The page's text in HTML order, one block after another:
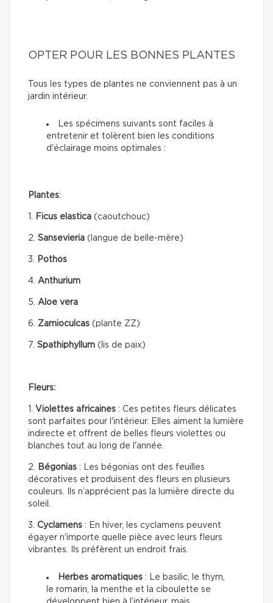
OPTER POUR LES BONNES PLANTES
Tous les types de plantes ne conviennent pas à un
jardin intérieur.
Les spécimens suivants sont faciles à
entretenir et tolèrent bien les conditions
d'éclairage moins optimales :
Plantes:
1. Ficus elastica (caoutchouc)
2. Sansevieria (langue de belle-mère)
3. Pothos
4. Anthurium
5. Aloe vera
6. Zamioculcas (plante ZZ)
7. Spathiphyllum (lis de paix)
Fleurs:
1. Violettes africaines : Ces petites fleurs délicates
sont parfaites pour l'intérieur. Elles aiment la lumière
indirecte et offrent de belles fleurs violettes ou
blanches tout au long de l'année.
2. Bégonias : Les bégonias ont des feuilles
décoratives et produisent des fleurs en plusieurs
couleurs. Ils n’apprécient pas la lumière directe du
soleil.
3. Cyclamens : En hiver, les cyclamens peuvent
égayer n'importe quelle pièce avec leurs fleurs
vibrantes. Ils préfèrent un endroit frais.
Herbes aromatiques : Le basilic, le thym,
le romarin, la menthe et la ciboulette se